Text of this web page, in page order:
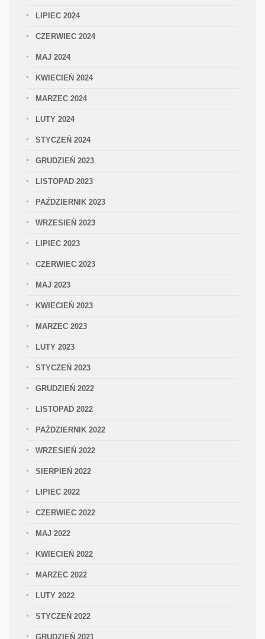
LIPIEC 2024
CZERWIEC 2024
MAJ 2024
KWIECIEŃ 2024
MARZEC 2024
LUTY 2024
STYCZEŃ 2024
GRUDZIEŃ 2023
LISTOPAD 2023
PAŹDZIERNIK 2023
WRZESIEŃ 2023
LIPIEC 2023
CZERWIEC 2023
MAJ 2023
KWIECIEŃ 2023
MARZEC 2023
LUTY 2023
STYCZEŃ 2023
GRUDZIEŃ 2022
LISTOPAD 2022
PAŹDZIERNIK 2022
WRZESIEŃ 2022
SIERPIEŃ 2022
LIPIEC 2022
CZERWIEC 2022
MAJ 2022
KWIECIEŃ 2022
MARZEC 2022
LUTY 2022
STYCZEŃ 2022
GRUDZIEŃ 2021